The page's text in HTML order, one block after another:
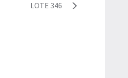
LOTE 346